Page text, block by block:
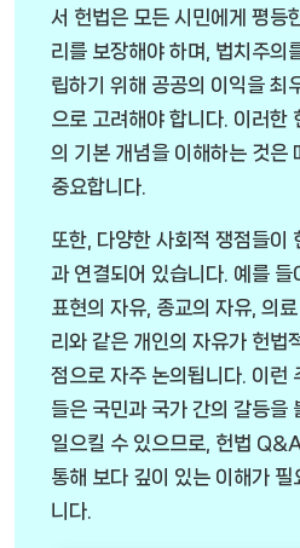
서 헌법은 모든 시민에게 평등
리를 보장해야 하며, 법치주의
립하기 위해 공공의 이익을 최
으로 고려해야 합니다. 이러한
의 기본 개념을 이해하는 것은
중요합니다.
또한, 다양한 사회적 쟁점들이
과 연결되어 있습니다. 예를 들
표현의 자유, 종교의 자유, 의료
리와 같은 개인의 자유가 헌법
점으로 자주 논의됩니다. 이런
들은 국민과 국가 간의 갈등을
일으킬 수 있으므로, 헌법
통해 보다 깊이 있는 이해가 필
니다.